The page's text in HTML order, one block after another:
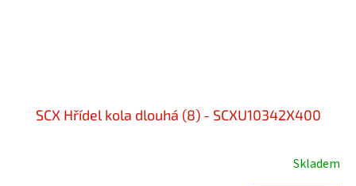
SCX Hřídel kola dlouhá (8) - SCXU10342X400
Skladem